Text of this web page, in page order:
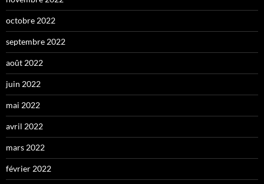
octobre 2022
septembre 2022
août 2022
juin 2022
mai 2022
avril 2022
mars 2022
février 2022